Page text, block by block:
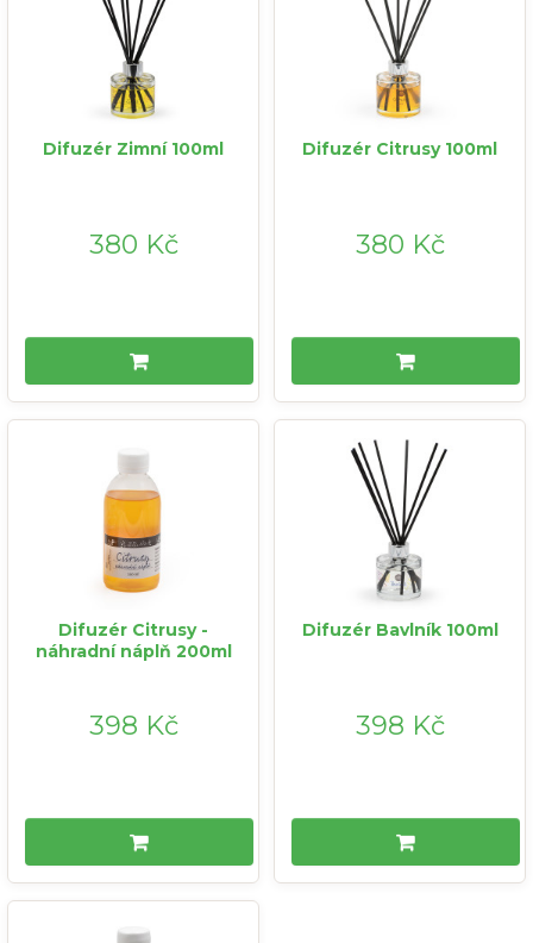
Difuzér Zimní 100ml
380 Kč
Difuzér Citrusy 100ml
380 Kč
Difuzér Citrusy -
náhradní náplň 200ml
398 Kč
Difuzér Bavlník 100ml
398 Kč